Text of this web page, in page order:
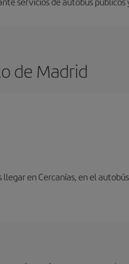
de Madrid
en Cercanías, en el